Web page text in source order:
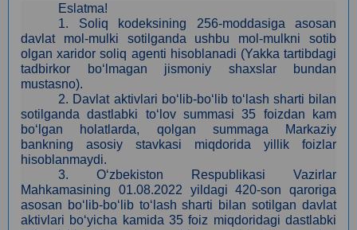
Eslatma!
1. Soliq kodeksining 256-moddasiga asosan
davlat mol-mulki sotilganda ushbu mol-mulkni sotib
olgan xaridor soliq agenti hisoblanadi (Yakka tartibdagi
tadbirkor bo‘lmagan jismoniy shaxslar bundan
mustasno).
2. Davlat aktivlari bo‘lib-bo‘lib to‘lash sharti bilan
sotilganda dastlabki to‘lov summasi 35 foizdan kam
bo‘lgan holatlarda, qolgan summaga Markaziy
bankning asosiy stavkasi miqdorida yillik foizlar
hisoblanmaydi.
3. O‘zbekiston Respublikasi Vazirlar
Mahkamasining 01.08.2022 yildagi 420-son qaroriga
asosan bo‘lib-bo‘lib to‘lash sharti bilan sotilgan davlat
aktivlari bo‘yicha kamida 35 foiz miqdoridagi dastlabki